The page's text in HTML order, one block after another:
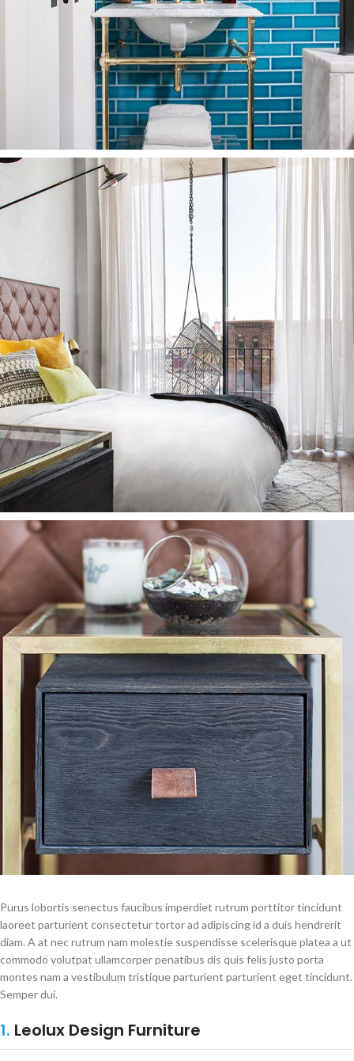
Purus lobortis senectus faucibus imperdiet rutrum porttitor tincidunt
laoreet parturient consectetur tortor ad adipiscing id a duis hendrerit
diam. A at nec rutrum nam molestie suspendisse scelerisque platea a ut
commodo volutpat ullamcorper penatibus dis quis felis justo porta
montes nam a vestibulum tristique parturient parturient eget tincidunt.
Semper dui.
1. Leolux Design Furniture